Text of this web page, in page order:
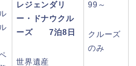
レジェンダリ
ー・ドナウクル
ーズ 7泊8日
世界遺産
99～
クルーズ
のみ